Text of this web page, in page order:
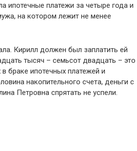
ипотечные платежи за четыре года и
на котором лежит не менее
Кирилл должен был заплатить ей
тысяч – семьсот двадцать – это
браке ипотечных платежей и
накопительного счета, деньги с
Петровна спрятать не успели.